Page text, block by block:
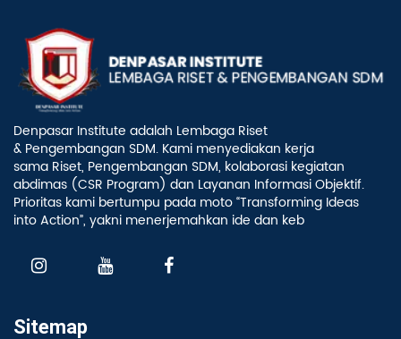
Denpasar Institute adalah Lembaga Riset
& Pengembangan SDM. Kami menyediakan kerja
sama Riset, Pengembangan SDM, kolaborasi kegiatan
abdimas (CSR Program) dan Layanan Informasi Objektif.
Prioritas kami bertumpu pada moto “Transforming Ideas
into Action”, yakni menerjemahkan ide dan keb
Sitemap